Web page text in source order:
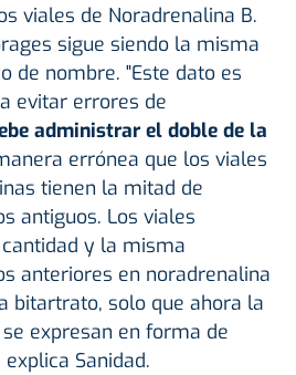
viales de Noradrenalina B.
sigue siendo la misma
de nombre. "Este dato es
evitar errores de
administrar el doble de la
errónea que los viales
tienen la mitad de
antiguos. Los viales
y la misma
anteriores en noradrenalina
bitartrato, solo que ahora la
expresan en forma de
Sanidad.